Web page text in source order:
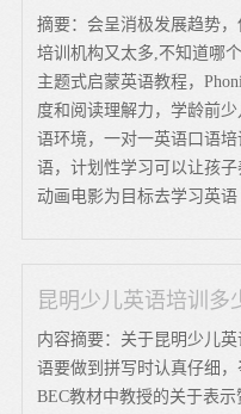
摘要：会呈消极发展趋势
培训机构又太多,不知道哪
主题式启蒙英语教程，
度和阅读理解力，学龄前
语环境，一对一英语口语
语，计划性学习可以让孩
动画电影为目标去学习英语
昆明少儿英语培训多
内容摘要：关于昆明少儿
语要做到拼写时认真仔细
BEC教材中教授的关于表